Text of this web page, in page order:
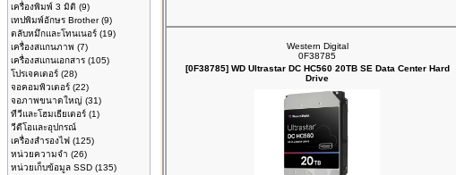
เครื่องพิมพ์ 3 มิติ (9)
เทปพิมพ์อักษร Brother(9)
ตลับหมึกและโทนเนอร์ (19)
เครื่องสแกนภาพ (7)
เครื่องสแกนเอกสาร (105)
โปรเจคเตอร์ (28)
จอคอมพิวเตอร์ (22)
จอภาพขนาดใหญ่ (31)
ทีวีและโฮมเธียเตอร์ (1)
วีดีโอและอุปกรณ์
เครื่องสำรองไฟ (125)
หน่วยความจำ (26)
หน่วยเก็บข้อมูล SSD (135)
Western Digital
0F38785
[0F38785] WD Ultrastar DC HC560 20TB SE Data Center Hard
Drive